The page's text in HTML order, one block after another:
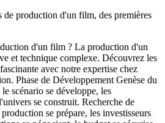
de production d'un film, des premières
d'un film ? La production d'un
et technique complexe. Découvrez les
avec notre expertise chez
Phase de Développement Genèse du
scénario se développe, les
se construit. Recherche de
se prépare, les investisseurs